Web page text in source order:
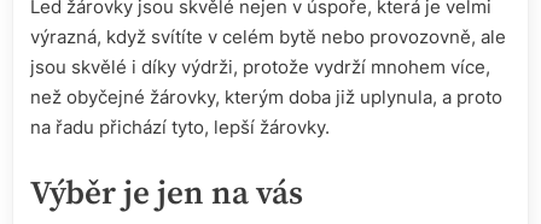
Led žárovky jsou skvělé nejen v úspoře, která je velmi
výrazná, když svítíte v celém bytě nebo provozovně, ale
jsou skvělé i díky výdrži, protože vydrží mnohem více,
než obyčejné žárovky, kterým doba již uplynula, a proto
na řadu přichází tyto, lepší žárovky.
Výběr je jen na vás